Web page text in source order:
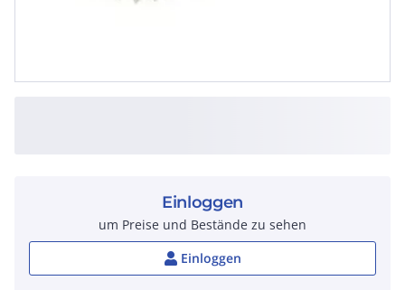
Einloggen
um Preise und Bestände zu sehen
Einloggen